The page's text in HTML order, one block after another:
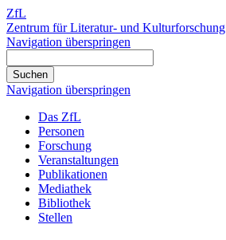
ZfL
Zentrum für Literatur- und Kulturforschung
Navigation überspringen
Navigation überspringen
Das ZfL
Personen
Forschung
Veranstaltungen
Publikationen
Mediathek
Bibliothek
Stellen